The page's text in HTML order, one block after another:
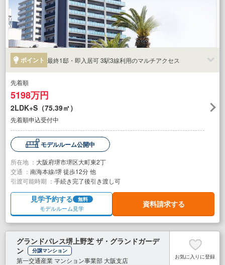
ポイント 最終1邸・即入居可 3駅3線利用のマルチアクセス
先着順
5198万円
2LDK+S（75.39㎡）
先着順申込受付中
モデルルーム公開中
所在地 ： 大阪府堺市堺区大町東2丁
交通 ： 南海本線/堺 徒歩12分 他
引渡可能時期 ： 手続き完了後引き渡し可
見学予約する 無料
モデルルーム見学 資料請求する
グランドパレス堺上野芝 ザ・グランドガーデ
ン
分譲マンション
第一交通産業 マンション事業部 大阪支店 お気に入りに登録